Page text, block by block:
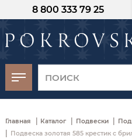
8 800 333 79 25
Главная | Каталог | Подвески |
| Подвеска золотая 585 крестик с
-30%
от 15 дней
момента оплаты